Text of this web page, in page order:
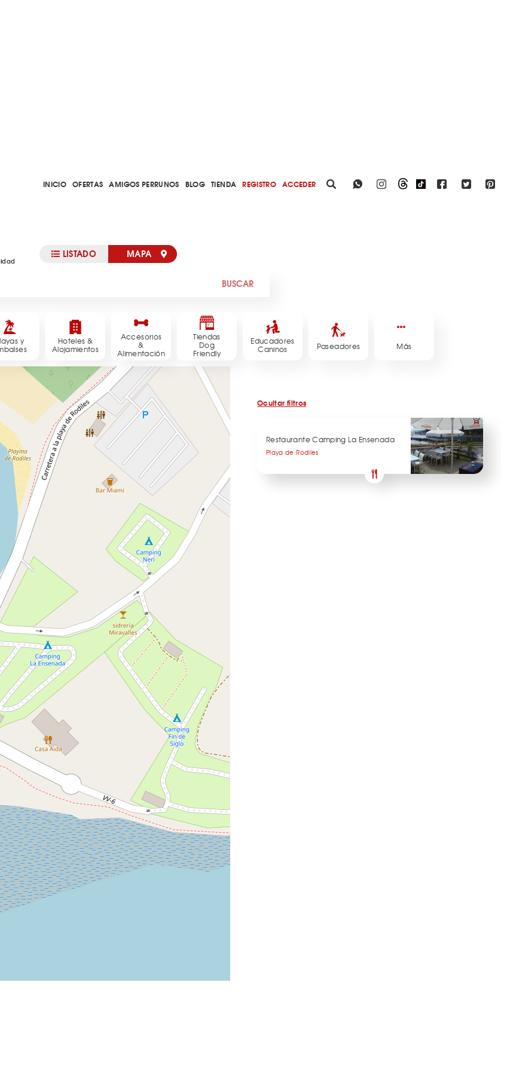
INICIO OFERTAS AMIGOS PERRUNOS BLOG TIENDA REGISTRO ACCEDER
LISTADO MAPA
BUSCAR
y Hoteles &
Alojamientos
Accesorios
&
Alimentación
Tiendas
Dog
Friendly
Educadores
Caninos Paseadores Más
Ocultar filtros
Restaurante Camping La Ensenada
Playa de Rodiles